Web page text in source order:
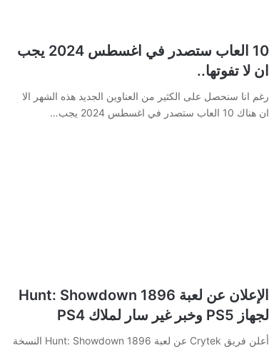
10 العاب ستصدر في اغسطس 2024 يجب
ان لا تفوتها..
رغم انا سنحصل على الكثير من العناوين الجديد هذه الشهر الا
ان هناك 10 العاب ستصدر في اغسطس 2024 يجب…
الإعلان عن لعبة Hunt: Showdown 1896
لجهاز PS5 وخبر غير سار لملاك PS4
أعلن فريق Crytek عن لعبة Hunt: Showdown 1896 النسخة